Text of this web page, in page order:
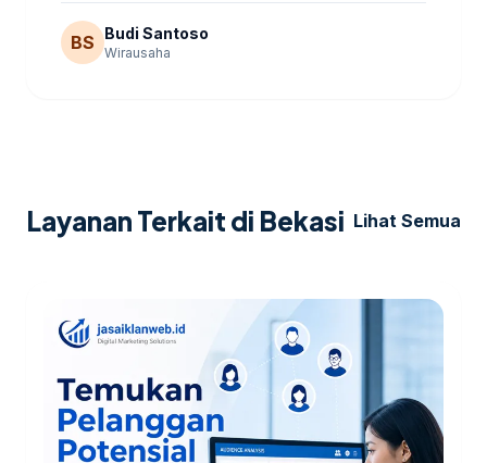
BS Budi Santoso
Wirausaha
Layanan Terkait di Bekasi Lihat Semua